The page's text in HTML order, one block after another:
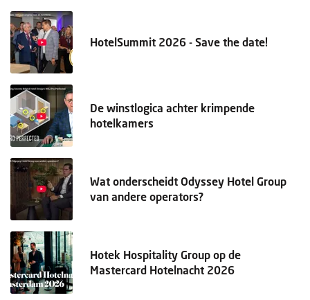
HotelSummit 2026 - Save the date!
De winstlogica achter krimpende
hotelkamers
Wat onderscheidt Odyssey Hotel Group
van andere operators?
Hotek Hospitality Group op de
Mastercard Hotelnacht 2026